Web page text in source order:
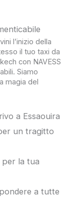
l’inizio della
il tuo taxi da
con NAVESS
Siamo
magia del
a Essaouira
un tragitto
per la tua
a tutte